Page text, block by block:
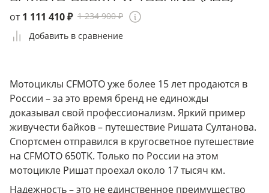
от1 111 410 ₽ 1 234 900 ₽
Добавить в сравнение
Мотоциклы CFMOTO уже более 15 лет продаются в
России – за это время бренд не единожды
доказывал свой профессионализм. Яркий пример
живучести байков – путешествие Ришата Султанова.
Спортсмен отправился в кругосветное путешествие
на CFMOTO 650TK. Только по России на этом
мотоцикле Ришат проехал около 17 тысяч км.
Надежность – это не единственное преимущество